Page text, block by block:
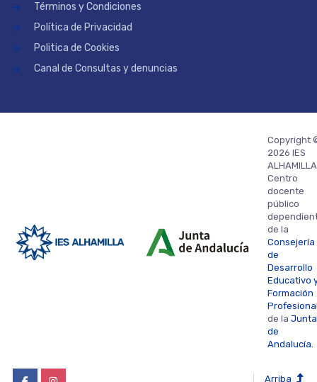
Términos y Condiciones
Política de Privacidad
Politica de Cookies
Canal de Consultas y denuncias
Copyright
2026 IES
Centro
docente
público
de la
Consejería
de
Desarrollo
Educativo
Formación
de la Junta
de
Andalucía.
Arriba